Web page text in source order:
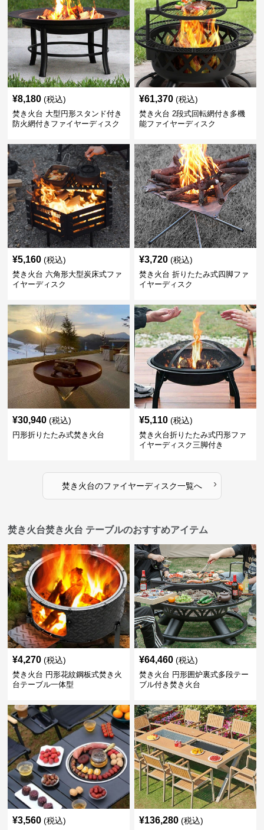
¥8,180 (税込)
焚き火台 大型円形スタンド付き
防火網付きファイヤーディスク
¥61,370 (税込)
焚き火台 2段式回転網付き多機
能ファイヤーディスク
¥5,160 (税込)
焚き火台 六角形大型炭床式ファ
イヤーディスク
¥3,720 (税込)
焚き火台 折りたたみ式四脚ファ
イヤーディスク
¥30,940 (税込)
円形折りたたみ式焚き火台
¥5,110 (税込)
焚き火台折りたたみ式円形ファ
イヤーディスク三脚付き
焚き火台のファイヤーディスク一覧へ ›
焚き火台焚き火台 テーブルのおすすめアイテム
¥4,270 (税込)
焚き火台 円形花紋鋼板式焚き火
台テーブル一体型
¥64,460 (税込)
焚き火台 円形囲炉裏式多段テー
ブル付き焚き火台
¥3,560 (税込) ¥136,280 (税込)